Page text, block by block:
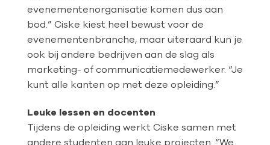
evenementenorganisatie komen dus aan
bod.” Ciske kiest heel bewust voor de
evenementenbranche, maar uiteraard kun je
ook bij andere bedrijven aan de slag als
marketing- of communicatiemedewerker. “Je
kunt alle kanten op met deze opleiding.”
Leuke lessen en docenten
Tijdens de opleiding werkt Ciske samen met
andere studenten aan leuke projecten. “We